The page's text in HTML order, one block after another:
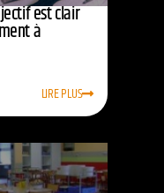
est clair
à
LIRE PLUS